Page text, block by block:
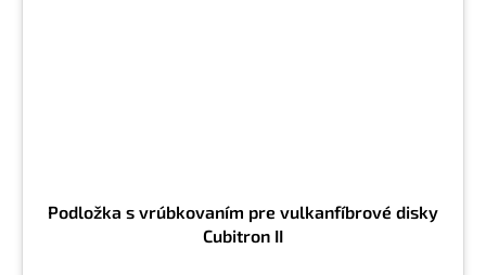
Podložka s vrúbkovaním pre vulkanfíbrové disky
Cubitron II